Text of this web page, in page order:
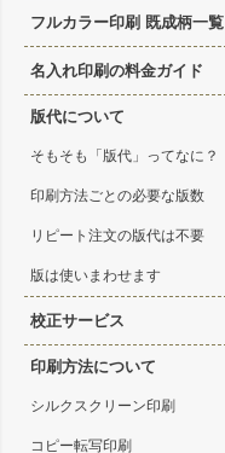
フルカラー印刷 既成柄一覧
名入れ印刷の料金ガイド
版代について
そもそも「版代」ってなに？
印刷方法ごとの必要な版数
リピート注文の版代は不要
版は使いまわせます
校正サービス
印刷方法について
シルクスクリーン印刷
コピー転写印刷